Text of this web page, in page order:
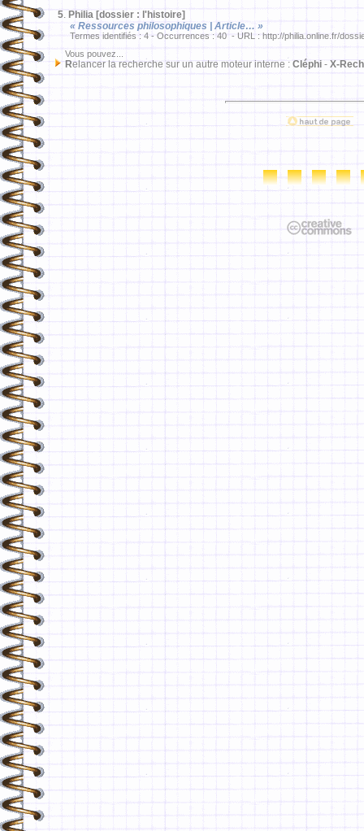
5. Philia [dossier : l'histoire]
« Ressources philosophiques | Article… »
Termes identifiés : 4 - Occurrences : 40 - URL : http://philia.online.fr/
Vous pouvez...
Relancer la recherche sur un autre moteur interne : Cléphi - X-